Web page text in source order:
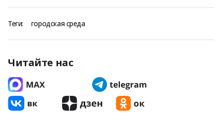
Теги: городская среда
Читайте нас